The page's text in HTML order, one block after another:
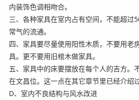
内装饰色调相吻合。
三、各种家具在室内占有空间，不能超过
常气的流通。
四、家具要尽量使用阳性木质，不要用老
具。更不要用旧棺木做家具。
五、家具中的床要摆放在每个人的吉方。
在文昌位。这一点在其它章节里已经介绍过
D、室内不良结构与风水改进